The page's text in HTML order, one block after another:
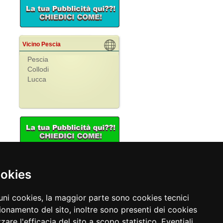
cookies, la maggior parte sono cookies tecnici
del sito, inoltre sono presenti dei cookies
Vicino Pescia
Pescia
Collodi
Lucca
Lucca
Lucca
Lucca
Lucca
Lucca